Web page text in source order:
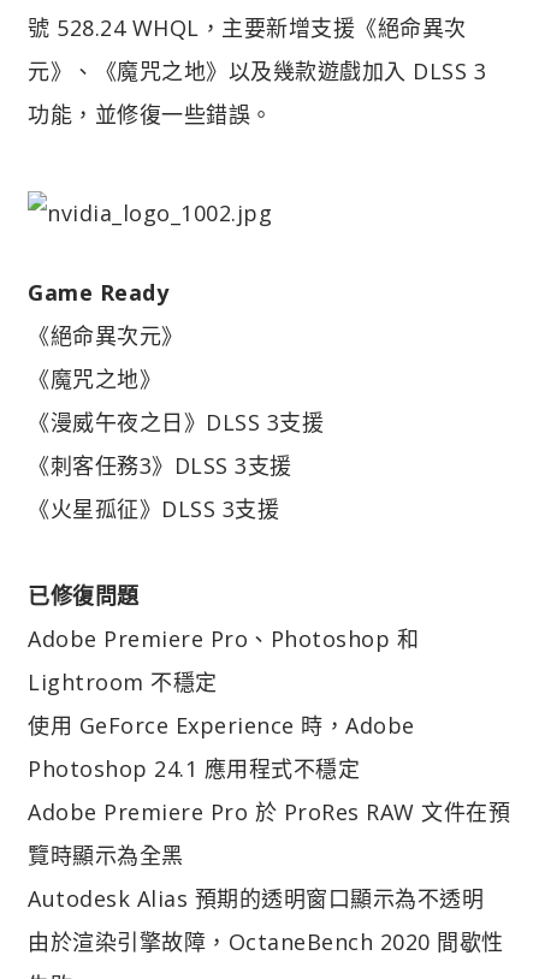
號 528.24 WHQL，主要新增支援《絕命異次
元》、《魔咒之地》以及幾款遊戲加入 DLSS 3
功能，並修復一些錯誤。
Game Ready
《絕命異次元》
《魔咒之地》
《漫威午夜之日》DLSS 3支援
《刺客任務3》DLSS 3支援
《火星孤征》DLSS 3支援
已修復問題
Adobe Premiere Pro、Photoshop 和
Lightroom 不穩定
使用 GeForce Experience 時，Adobe
Photoshop 24.1 應用程式不穩定
Adobe Premiere Pro 於 ProRes RAW 文件在預
覽時顯示為全黑
Autodesk Alias 預期的透明窗口顯示為不透明
由於渲染引擎故障，OctaneBench 2020 間歇性